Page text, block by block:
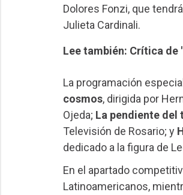
Dolores Fonzi, que
Julieta Cardinali.
Lee también: Crítica
La programación
cosmos, dirigida por
Ojeda; La pendiente del
Televisión de Rosario; y
dedicado a la figura de
En el apartado
Latinoamericanos,